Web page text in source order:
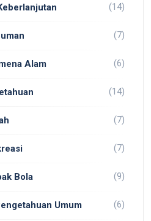
(14)
(7)
Alam (6)
(14)
(7)
(7)
Bola (9)
Umum (6)